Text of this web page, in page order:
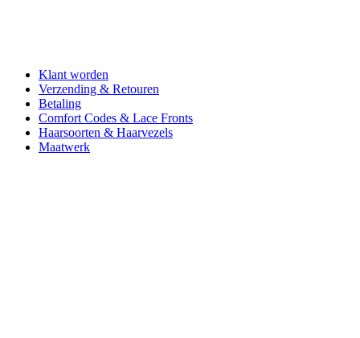
Klant worden
Verzending & Retouren
Betaling
Comfort Codes & Lace Fronts
Haarsoorten & Haarvezels
Maatwerk